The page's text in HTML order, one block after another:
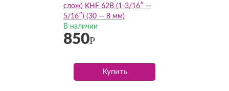
слож) KHF 62B (1-3/16″ —
5/16″) (30 — 8 мм)
В наличии
850Р
Купить